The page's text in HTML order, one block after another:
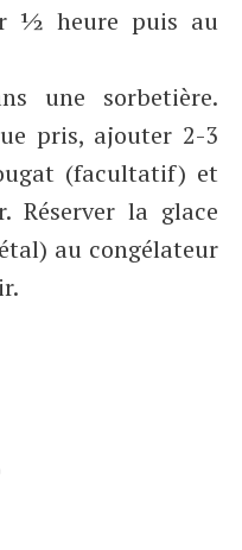
½ heure puis au
une sorbetière.
pris, ajouter 2-3
(facultatif) et
Réserver la glace
au congélateur